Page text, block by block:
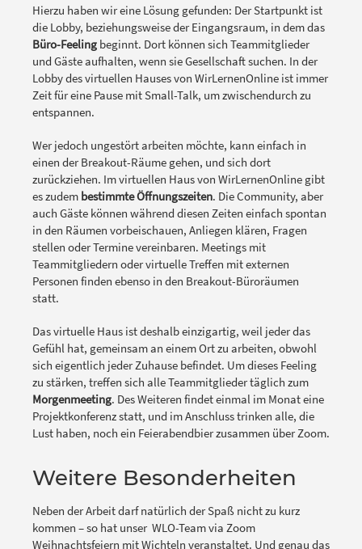
Hierzu haben wir eine Lösung gefunden: Der Startpunkt ist
die Lobby, beziehungsweise der Eingangsraum, in dem das
Büro-Feeling beginnt. Dort können sich Teammitglieder
und Gäste aufhalten, wenn sie Gesellschaft suchen. In der
Lobby des virtuellen Hauses von WirLernenOnline ist immer
Zeit für eine Pause mit Small-Talk, um zwischendurch zu
entspannen.
Wer jedoch ungestört arbeiten möchte, kann einfach in
einen der Breakout-Räume gehen, und sich dort
zurückziehen. Im virtuellen Haus von WirLernenOnline gibt
es zudem bestimmte Öffnungszeiten. Die Community, aber
auch Gäste können während diesen Zeiten einfach spontan
in den Räumen vorbeischauen, Anliegen klären, Fragen
stellen oder Termine vereinbaren. Meetings mit
Teammitgliedern oder virtuelle Treffen mit externen
Personen finden ebenso in den Breakout-Büroräumen
statt.
Das virtuelle Haus ist deshalb einzigartig, weil jeder das
Gefühl hat, gemeinsam an einem Ort zu arbeiten, obwohl
sich eigentlich jeder Zuhause befindet. Um dieses Feeling
zu stärken, treffen sich alle Teammitglieder täglich zum
Morgenmeeting. Des Weiteren findet einmal im Monat eine
Projektkonferenz statt, und im Anschluss trinken alle, die
Lust haben, noch ein Feierabendbier zusammen über Zoom.
Weitere Besonderheiten
Neben der Arbeit darf natürlich der Spaß nicht zu kurz
kommen – so hat unser WLO-Team via Zoom
Weihnachtsfeiern mit Wichteln veranstaltet. Und genau das